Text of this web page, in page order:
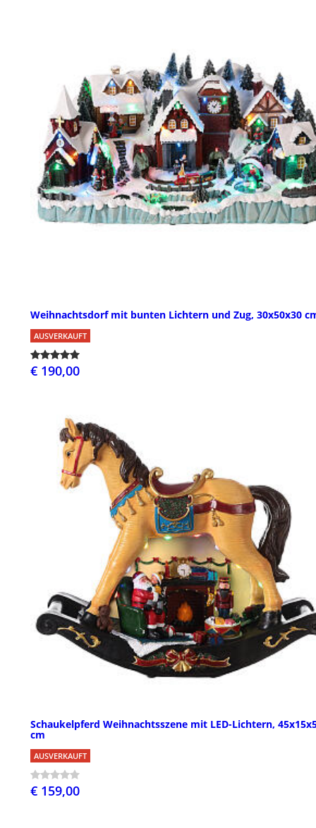
Weihnachtsdorf mit bunten Lichtern und Zug, 30x50x30
AUSVERKAUFT
€ 190,00
Schaukelpferd Weihnachtsszene mit LED-Lichtern,
cm
AUSVERKAUFT
€ 159,00